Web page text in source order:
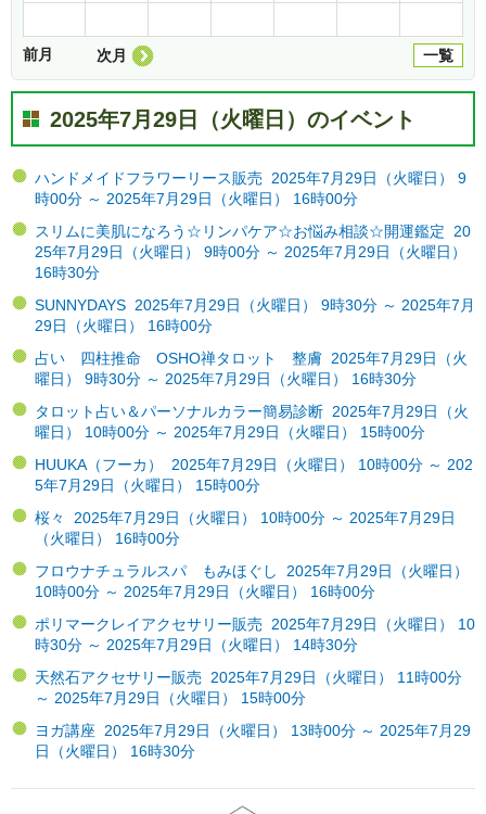
前月 一覧
次月
2025年7月29日（火曜日）のイベント
ハンドメイドフラワーリース販売 2025年7月29日（火曜日） 9
時00分 ～ 2025年7月29日（火曜日） 16時00分
スリムに美肌になろう☆リンパケア☆お悩み相談☆開運鑑定 20
25年7月29日（火曜日） 9時00分 ～ 2025年7月29日（火曜日）
16時30分
SUNNYDAYS 2025年7月29日（火曜日） 9時30分 ～ 2025年7月
29日（火曜日） 16時00分
占い 四柱推命 OSHO禅タロット 整膚 2025年7月29日（火
曜日） 9時30分 ～ 2025年7月29日（火曜日） 16時30分
タロット占い＆パーソナルカラー簡易診断 2025年7月29日（火
曜日） 10時00分 ～ 2025年7月29日（火曜日） 15時00分
HUUKA（フーカ） 2025年7月29日（火曜日） 10時00分 ～ 202
5年7月29日（火曜日） 15時00分
桜々 2025年7月29日（火曜日） 10時00分 ～ 2025年7月29日
（火曜日） 16時00分
フロウナチュラルスパ もみほぐし 2025年7月29日（火曜日）
10時00分 ～ 2025年7月29日（火曜日） 16時00分
ポリマークレイアクセサリー販売 2025年7月29日（火曜日） 10
時30分 ～ 2025年7月29日（火曜日） 14時30分
天然石アクセサリー販売 2025年7月29日（火曜日） 11時00分
～ 2025年7月29日（火曜日） 15時00分
ヨガ講座 2025年7月29日（火曜日） 13時00分 ～ 2025年7月29
日（火曜日） 16時30分